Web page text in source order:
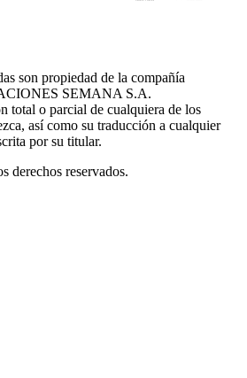
son propiedad de la compañía
SEMANA S.A.
total o parcial de cualquiera de los
así como su traducción a cualquier
por su titular.
derechos reservados.